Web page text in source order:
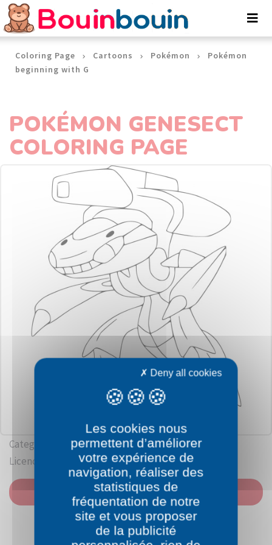
Coloring Page Cartoons Pokémon
Pokémon
beginning with G
POKÉMON GENESECT
COLORING PAGE
Category: Pokémon beginning with G
Licence: Nintendo
PRINT
Cookies management panel
Les cookies nous
permettent d’améliorer
votre expérience de
navigation, réaliser des
statistiques de
fréquentation de notre
site et vous proposer
de la publicité
Deny all cookies